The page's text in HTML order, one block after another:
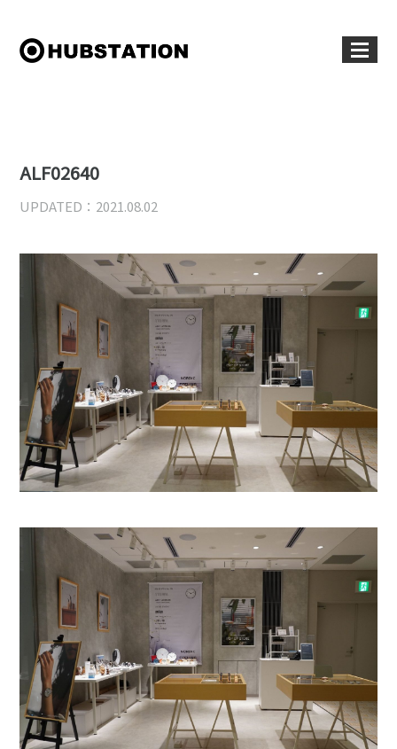
ALF02640
UPDATED：2021.08.02